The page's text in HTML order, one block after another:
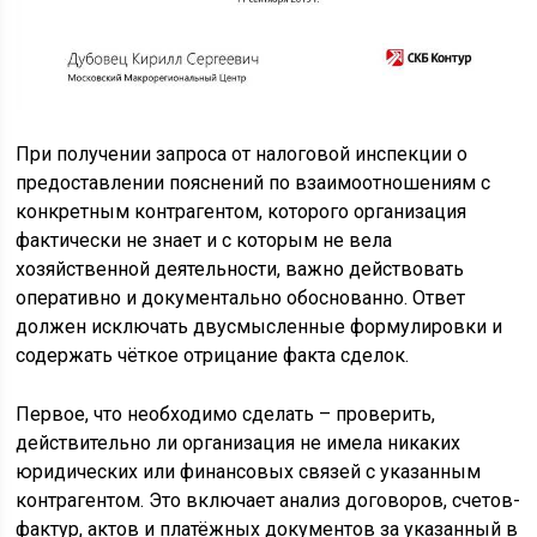
При получении запроса от налоговой инспекции о
предоставлении пояснений по взаимоотношениям с
конкретным контрагентом, которого организация
фактически не знает и с которым не вела
хозяйственной деятельности, важно действовать
оперативно и документально обоснованно. Ответ
должен исключать двусмысленные формулировки и
содержать чёткое отрицание факта сделок.
Первое, что необходимо сделать – проверить,
действительно ли организация не имела никаких
юридических или финансовых связей с указанным
контрагентом. Это включает анализ договоров, счетов-
фактур, актов и платёжных документов за указанный в